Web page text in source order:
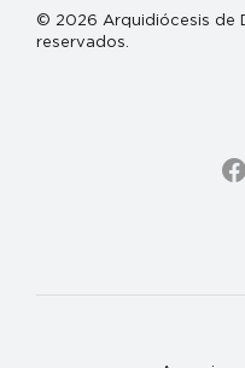
© 2026 Arquidiócesis de
reservados.